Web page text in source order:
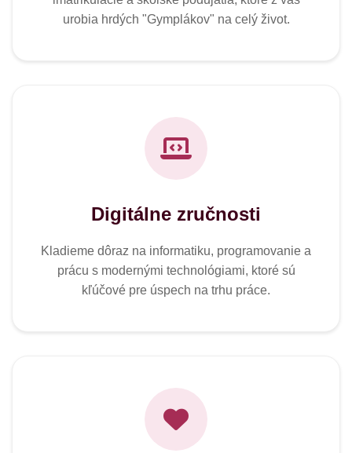
urobia hrdých "Gymplákov" na celý život.
Digitálne zručnosti
Kladieme dôraz na informatiku, programovanie a
prácu s modernými technológiami, ktoré sú
kľúčové pre úspech na trhu práce.